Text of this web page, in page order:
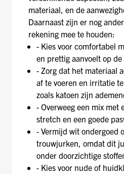
materiaal, en de
Daarnaast zijn er nog
rekening mee te houden:
- Kies voor comfortabel
en prettig aanvoelt op
- Zorg dat het materiaal
af te voeren en irritatie
zoals katoen zijn
- Overweeg een mix met
stretch en een goede
- Vermijd wit ondergoed
trouwjurken, omdat dit
onder doorzichtige
- Kies voor nude of